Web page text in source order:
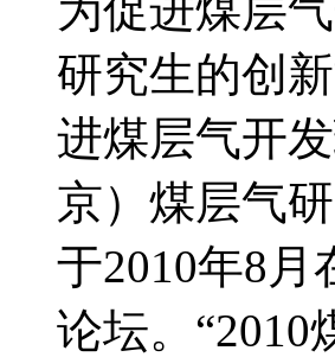
研究生的创
进煤层气开
京）煤层气
于2010年8
论坛。“2010